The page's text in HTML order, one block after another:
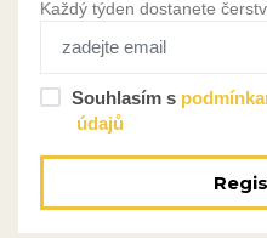
Každý týden dostanete
Souhlasím s
údajů